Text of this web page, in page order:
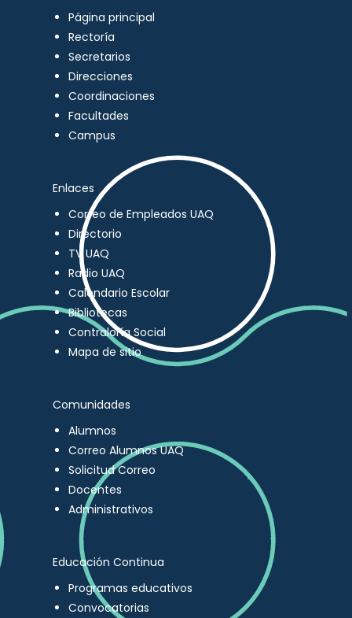
Página principal
Rectoría
Secretarios
Direcciones
Coordinaciones
Facultades
Campus
Enlaces
Correo de Empleados UAQ
Directorio
TV UAQ
Radio UAQ
Calendario Escolar
Bibliotecas
Contraloría Social
Mapa de sitio
Comunidades
Alumnos
Correo Alumnos UAQ
Solicitud Correo
Docentes
Administrativos
Educación Continua
Programas educativos
Convocatorias